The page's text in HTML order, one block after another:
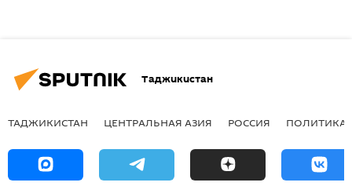
Таджикистан
ТАДЖИКИСТАН ЦЕНТРАЛЬНАЯ АЗИЯ РОССИЯ ПОЛИТИКА